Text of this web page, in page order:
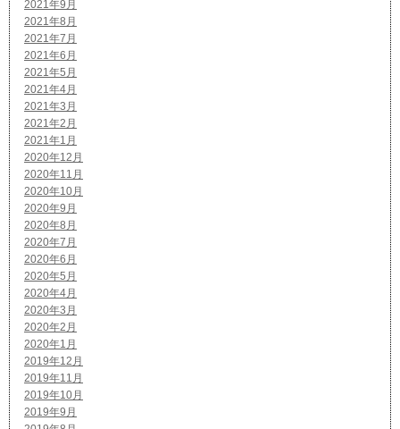
2021年9月
2021年8月
2021年7月
2021年6月
2021年5月
2021年4月
2021年3月
2021年2月
2021年1月
2020年12月
2020年11月
2020年10月
2020年9月
2020年8月
2020年7月
2020年6月
2020年5月
2020年4月
2020年3月
2020年2月
2020年1月
2019年12月
2019年11月
2019年10月
2019年9月